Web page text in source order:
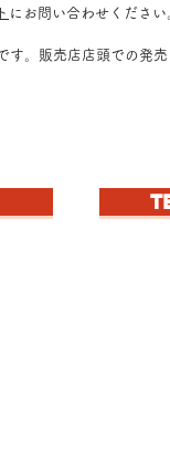
にお問い合わせください
す。販売店店頭での発